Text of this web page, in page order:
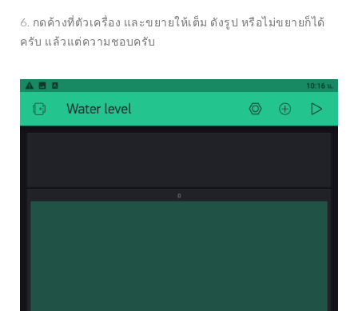
6. กดค้างที่ตัวเครื่อง และขยายให้เต็ม ดังรูป หรือไม่ขยายก็ได้
ครับ แล้วแต่ความชอบครับ